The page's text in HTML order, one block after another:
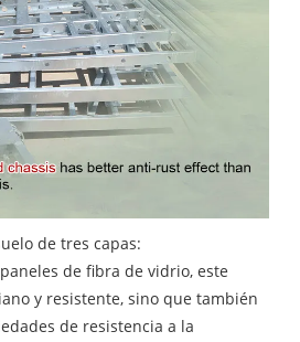
de tres capas:
de fibra de vidrio, este
y resistente, sino que también
de resistencia a la